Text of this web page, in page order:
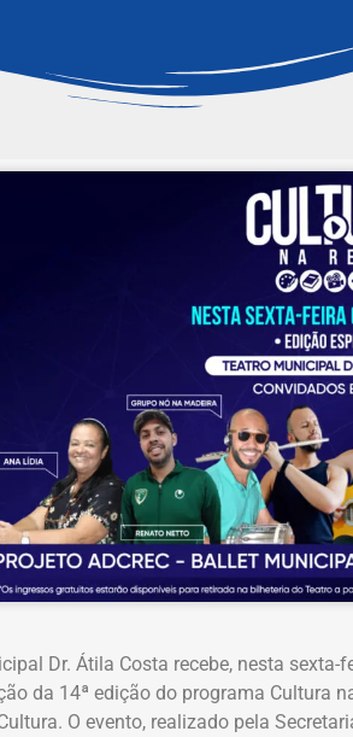
Dr. Átila Costa recebe, nesta
da 14ª edição do programa Cultura
O evento, realizado pela